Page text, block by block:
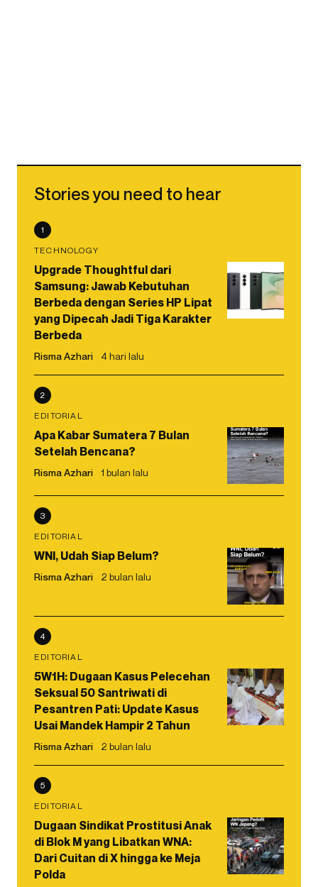
Stories you need to hear
1
TECHNOLOGY
Upgrade Thoughtful dari
Samsung: Jawab Kebutuhan
Berbeda dengan Series HP Lipat
yang Dipecah Jadi Tiga Karakter
Berbeda
Risma Azhari 4 hari lalu
2
EDITORIAL
Apa Kabar Sumatera 7 Bulan
Setelah Bencana?
Risma Azhari 1 bulan lalu
3
EDITORIAL
WNI, Udah Siap Belum?
Risma Azhari 2 bulan lalu
4
EDITORIAL
5W1H: Dugaan Kasus Pelecehan
Seksual 50 Santriwati di
Pesantren Pati: Update Kasus
Usai Mandek Hampir 2 Tahun
Risma Azhari 2 bulan lalu
5
EDITORIAL
Dugaan Sindikat Prostitusi Anak
di Blok M yang Libatkan WNA:
Dari Cuitan di X hingga ke Meja
Polda